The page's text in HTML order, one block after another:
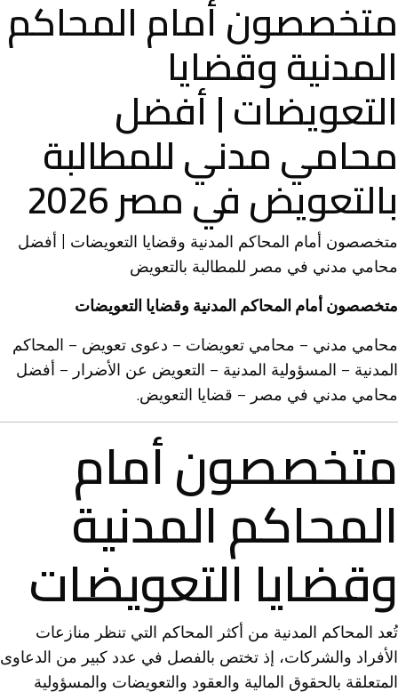
متخصصون أمام المحاكم
المدنية وقضايا
التعويضات | أفضل
محامي مدني للمطالبة
بالتعويض في مصر 2026
متخصصون أمام المحاكم المدنية وقضايا التعويضات | أفضل
محامي مدني في مصر للمطالبة بالتعويض
متخصصون أمام المحاكم المدنية وقضايا التعويضات
محامي مدني – محامي تعويضات – دعوى تعويض – المحاكم
المدنية – المسؤولية المدنية – التعويض عن الأضرار – أفضل
محامي مدني في مصر – قضايا التعويض.
متخصصون أمام
المحاكم المدنية
وقضايا التعويضات
تُعد المحاكم المدنية من أكثر المحاكم التي تنظر منازعات
الأفراد والشركات، إذ تختص بالفصل في عدد كبير من الدعاوى
المتعلقة بالحقوق المالية والعقود والتعويضات والمسؤولية